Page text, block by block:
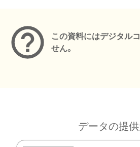
この資料にはデジタル
せん。
データの提